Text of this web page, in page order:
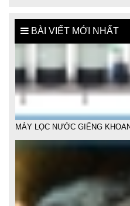
BÀI VIẾT MỚI NHẤT
MÁY LỌC NƯỚC GIẾNG